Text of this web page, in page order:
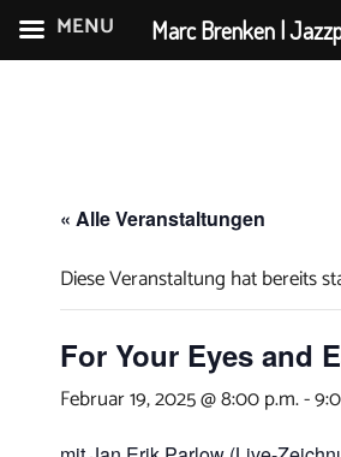
« Alle Veranstaltungen
Diese Veranstaltung hat bereits
For Your Eyes and
Februar 19, 2025 @ 8:00 p.m.-
MENU Marc Brenken |